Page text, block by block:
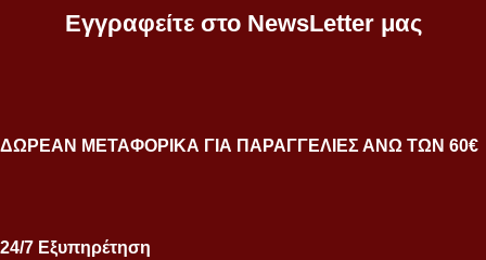
Εγγραφείτε στο NewsLetter μας
ΔΩΡΕΑΝ ΜΕΤΑΦΟΡΙΚΑ ΓΙΑ ΠΑΡΑΓΓΕΛΙΕΣ ΑΝΩ ΤΩΝ 60€
24/7 Εξυπηρέτηση